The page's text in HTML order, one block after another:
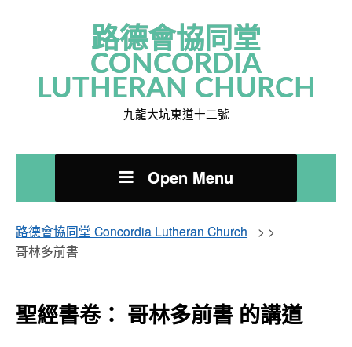
路德會協同堂
CONCORDIA
LUTHERAN CHURCH
九龍大坑東道十二號
Open Menu
路德會協同堂 Concordia Lutheran Church
> >
哥林多前書
聖經書卷： 哥林多前書 的講道